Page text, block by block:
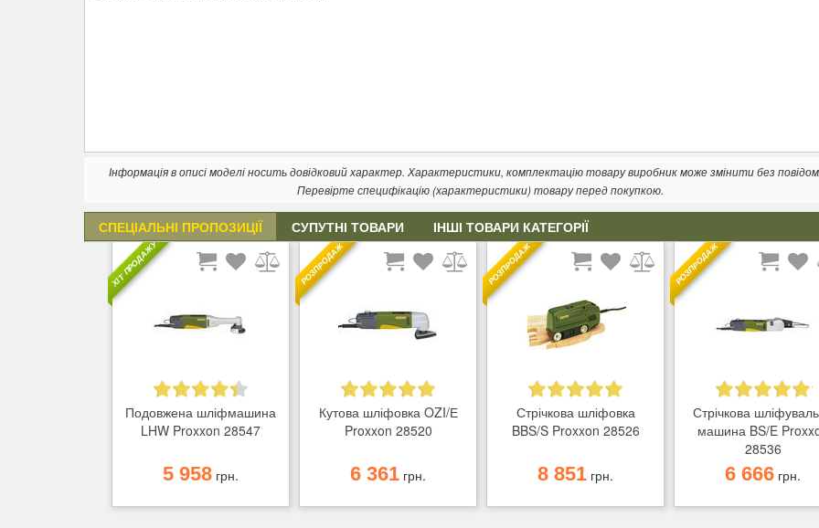
Інформація в описі моделі носить довідковий характер. Характеристики, комплектацію товару виробник може змінити без
Перевірте специфікацію (характеристики) товару перед покупкою.
СПЕЦІАЛЬНІ ПРОПОЗИЦІЇ СУПУТНІ ТОВАРИ ІНШІ ТОВАРИ КАТЕГОРІЇ
ХІТ ПРОДАЖУ
Подовжена шліфмашина
LHW Proxxon 28547
5 958 грн.
РОЗПРОДАЖ
Кутова шліфовка OZI/Е
Proxxon 28520
6 361 грн.
РОЗПРОДАЖ
Стрічкова шліфовка
BBS/S Proxxon 28526
8 851 грн.
РОЗПРОДАЖ
Стрічкова
машина BS/E
28536
6 666 грн.